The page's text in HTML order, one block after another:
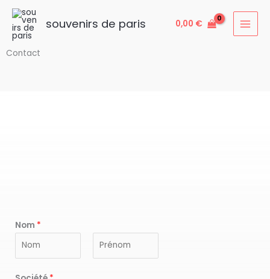
Aller
contenu
souvenirs de paris 0,00 €
Contact
Nom *